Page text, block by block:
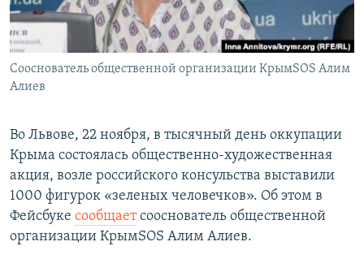
ПОБЕДИТЕЛЕЙ НЕ СУДЯТ?
КРЫМ.НЕПОКОРЕННЫЙ
ELIFBE
ПРИСОЕДИНЯЙТЕСЬ!
Все сайты RFE/RL
Сооснователь общественной организации КрымSOS Алим
Алиев
Во Львове, 22 ноября, в тысячный день оккупации
Крыма состоялась общественно-художественная
акция, возле российского консульства выставили
1000 фигурок «зеленых человечков». Об этом в
Фейсбуке сообщаетсооснователь общественной
организации КрымSOS Алим Алиев.